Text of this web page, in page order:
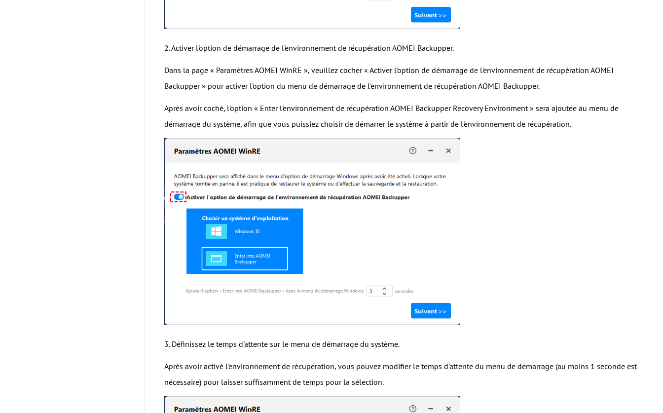
2. Activer l'option de démarrage de l'environnement de récupération AOMEI Backupper.
Dans la page « Paramètres AOMEI WinRE », veuillez cocher « Activer l'option de démarrage de l'environnement de récupération AOMEI
Backupper » pour activer l'option du menu de démarrage de l'environnement de récupération AOMEI Backupper.
Après avoir coché, l'option « Enter l'environnement de récupération AOMEI Backupper Recovery Environment » sera ajoutée au menu de
démarrage du système, afin que vous puissiez choisir de démarrer le système à partir de l'environnement de récupération.
3. Définissez le temps d'attente sur le menu de démarrage du système.
Après avoir activé l'environnement de récupération, vous pouvez modifier le temps d'attente du menu de démarrage (au moins 1 seconde est
nécessaire) pour laisser suffisamment de temps pour la sélection.